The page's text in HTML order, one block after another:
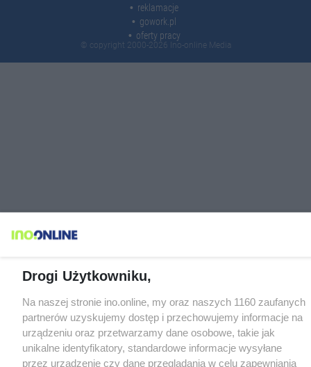
reklamacje
gowork.pl
oferty pracy
© copyright 2000-2026 Ino-online Media
Drogi Użytkowniku,
Na naszej stronie ino.online, my oraz naszych 1160 zaufanych
partnerów uzyskujemy dostęp i przechowujemy informacje na
urządzeniu oraz przetwarzamy dane osobowe, takie jak
unikalne identyfikatory, standardowe informacje wysyłane
przez urządzenie czy dane przeglądania w celu zapewniania